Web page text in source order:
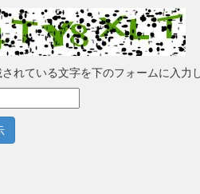
れている文字を下のフォームに入力